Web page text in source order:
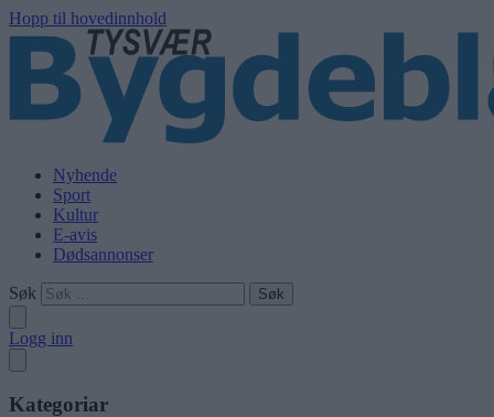
Hopp til hovedinnhold
Nyhende
Sport
Kultur
E-avis
Dødsannonser
Søk
Logg inn
Kategoriar